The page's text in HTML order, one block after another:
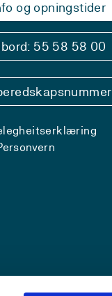
og opningstider
55 58 58 00